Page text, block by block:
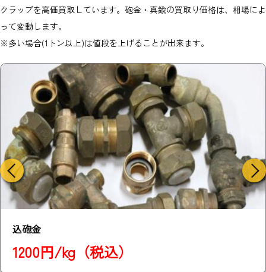
クラップを高価買取しています。砲金・真鍮の買取り価格は、相場によ
って変動します。
※多い場合(1トン以上)は値段を上げることが出来ます。
砲金
1300円/kg（税込）